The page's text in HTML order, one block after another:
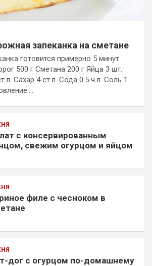
запеканка на сметане
готовится примерно 5 минут.
500 г Сметана 200 г Яйца 3 шт.
Сахар 4 ст.л. Сода 0.5 ч.л. Соль 1
с консервированным
свежим огурцом и яйцом
филе с чесноком в
дог с огурцом по-домашнему